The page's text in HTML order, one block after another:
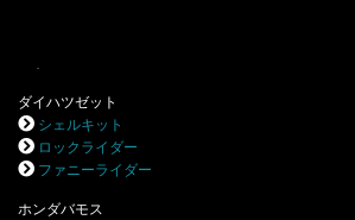
ダイハツゼット
シェルキット
ロックライダー
ファニーライダー
ホンダバモス